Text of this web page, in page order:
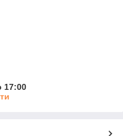
17:00